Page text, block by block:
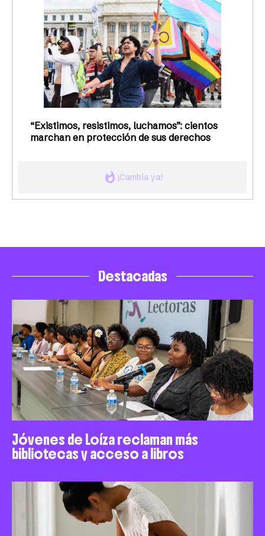
whatshot ¡Cambia ya!
“Existimos, resistimos, luchamos”: cientos
marchan en protección de sus derechos
Destacadas
Jóvenes de Loíza reclaman más
bibliotecas y acceso a libros